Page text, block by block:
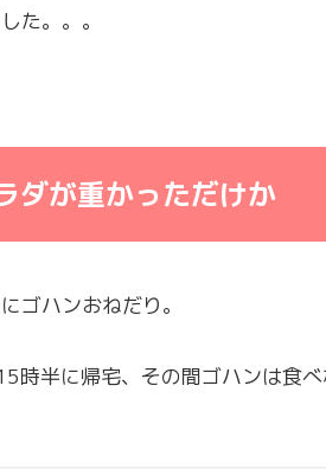
た。。。
ダが重かっただけか
ゴハンおねだり。
時半に帰宅、その間ゴハンは食